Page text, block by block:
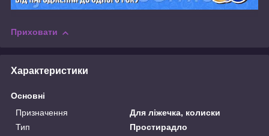
Приховати
Характеристики
Основні
Призначення
Для ліжечка, колиски
Тип
Простирадло